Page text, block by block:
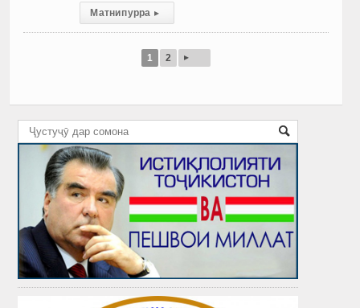
Матни пурра ▸
1 2 ▸